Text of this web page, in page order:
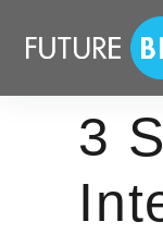
überspringen
FUTUREBIZ
Social Media
3